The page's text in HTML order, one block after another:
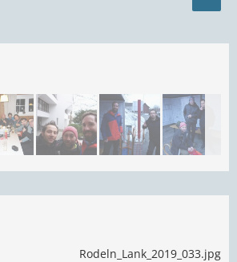
Rodeln_Lank_2019_033.jpg